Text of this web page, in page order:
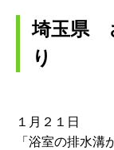
埼玉県
り
１月２１日
「浴室の排水